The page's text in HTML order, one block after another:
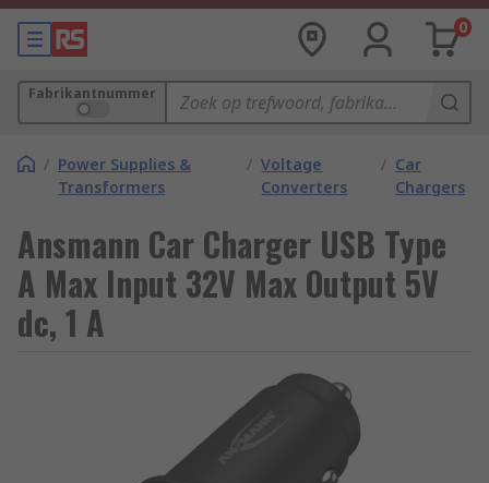
0
Fabrikantnummer
/ Power Supplies &
Transformers
/ Voltage
Converters
/ Car
Chargers
Ansmann Car Charger USB Type
A Max Input 32V Max Output 5V
dc, 1 A